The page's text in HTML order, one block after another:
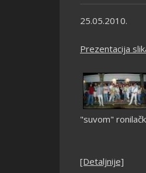
25.05.2010.
Prezentacija
"suvom"
[Detaljnije]